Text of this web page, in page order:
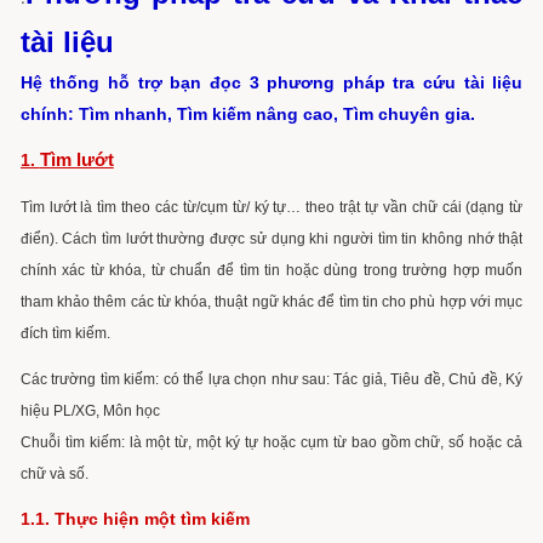
tài liệu
Hệ thống hỗ trợ bạn đọc 3 phương pháp tra cứu tài liệu
chính: Tìm nhanh, Tìm kiếm nâng cao, Tìm chuyên gia.
1. Tìm lướt
Tìm lướt là tìm theo các từ/cụm từ/ ký tự… theo trật tự vần chữ cái (dạng từ
điển). Cách tìm lướt thường được sử dụng khi người tìm tin không nhớ thật
chính xác từ khóa, từ chuẩn để tìm tin hoặc dùng trong trường hợp muốn
tham khảo thêm các từ khóa, thuật ngữ khác để tìm tin cho phù hợp với mục
đích tìm kiếm.
Các trường tìm kiếm: có thể lựa chọn như sau: Tác giả, Tiêu đề, Chủ đề, Ký
hiệu PL/XG, Môn học
Chuỗi tìm kiếm: là một từ, một ký tự hoặc cụm từ bao gồm chữ, số hoặc cả
chữ và số.
1.1. Thực hiện một tìm kiếm